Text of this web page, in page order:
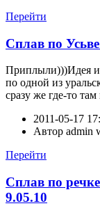
Перейти
Сплав по Усьве
Приплыли)))Идея
по одной из
сразу же где-то там
2011-05-17
Автор admin
Перейти
Сплав по
9.05.10